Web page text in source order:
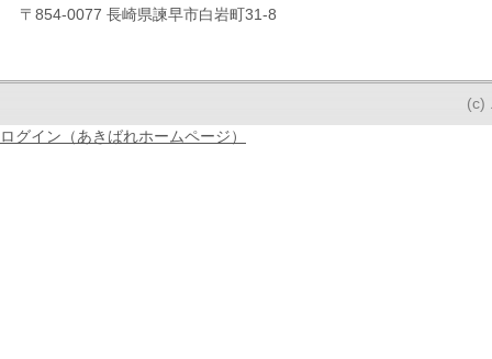
〒854-0077 長崎県諫早市白岩町31-8
(c)
ログイン（あきばれホームページ）